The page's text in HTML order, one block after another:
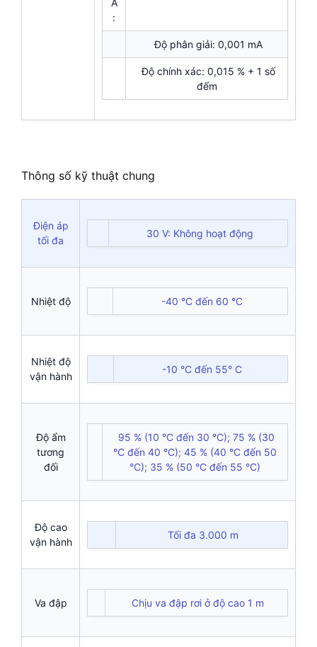
:
Độ phân giải: 0,001 mA
Độ chính xác: 0,015 % + 1 số
đếm
Thông số kỹ thuật chung
Điện áp
tối đa
30 V: Không hoạt động
Nhiệt độ -40 °C đến 60 °C
Nhiệt độ
vận hành
-10 °C đến 55° C
Độ ẩm
tương
đối
95 % (10 °C đến 30 °C); 75 % (30
°C đến 40 °C); 45 % (40 °C đến 50
°C); 35 % (50 °C đến 55 °C)
Độ cao
vận hành
Tối đa 3.000 m
Va đập Chịu va đập rơi ở độ cao 1 m